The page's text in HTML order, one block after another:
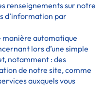
renseignements sur notre
d’information par
manière automatique
lors d’une simple
notamment : des
de notre site, comme
auxquels vous